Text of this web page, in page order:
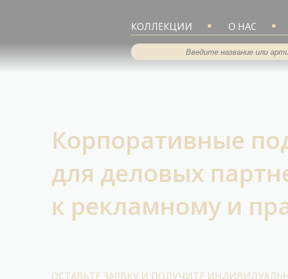
КОЛЛЕКЦИИ О НАС
Корпоративные
для деловых
к рекламному и
ОСТАВЬТЕ ЗАЯВКУ И ПОЛУЧИТЕ